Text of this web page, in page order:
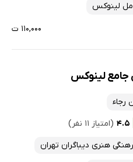
لینوکس
۱۱۰,۰۰۰ ت
لینوکس
رجاء
۴.۵ (امتیاز ۱۱ نفر)
هنری دیباگران تهران